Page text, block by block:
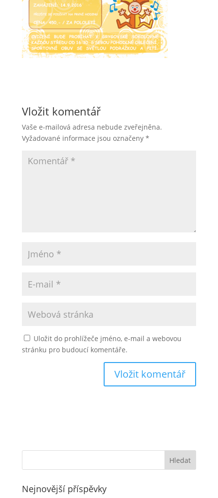
Vložit komentář
Vaše e-mailová adresa nebude zveřejněna.
Vyžadované informace jsou označeny *
Uložit do prohlížeče jméno, e-mail a webovou
stránku pro budoucí komentáře.
Nejnovější příspěvky